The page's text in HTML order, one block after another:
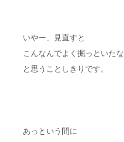
いやー、見直すと
こんなんでよく掘っといたな
と思うことしきりです。
あっという間に